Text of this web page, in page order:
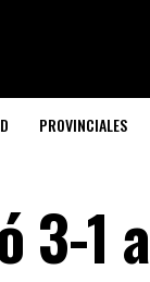
PROVINCIALES
3-1 a